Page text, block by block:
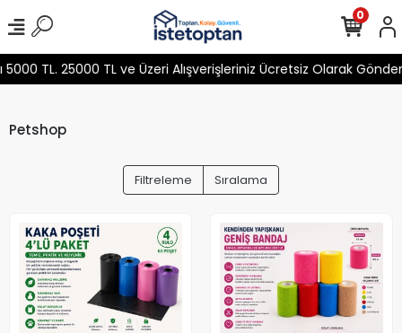
TL. 25000 TL ve Üzeri Alışverişleriniz Ücretsiz Olarak
0
Petshop
Filtreleme Sıralama